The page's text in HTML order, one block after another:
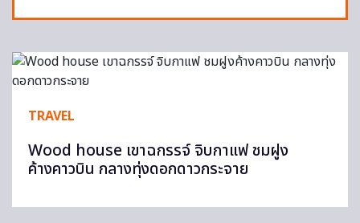
TRAVEL
Wood house เขาฉกรรจ์ จิบกาแฟ ชมฝูง
ค้างคาวบิน กลางทุ่งดอกดาวกระจาย